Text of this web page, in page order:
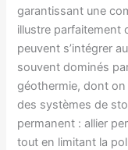
garantissant une
illustre parfaitement
peuvent s’intégrer
souvent dominés
géothermie, dont
des systèmes de
permanent : allier
tout en limitant la